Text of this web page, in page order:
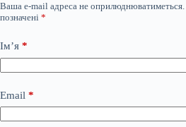
Ваша e-mail адреса не оприлюднюватиметься.
позначені *
Ім’я *
Email *